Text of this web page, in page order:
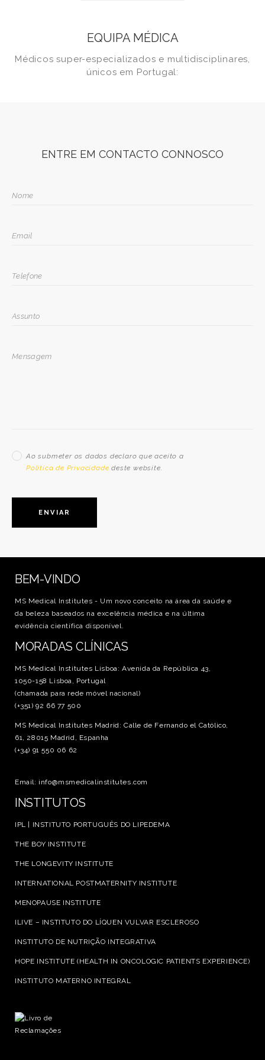
EQUIPA MÉDICA
Médicos super-especializados e multidisciplinares,
únicos em Portugal:
ENTRE EM CONTACTO CONNOSCO
Ao submeter os dados declaro que aceito a
Política de Privacidade deste website.
BEM-VINDO
MS Medical Institutes - Um novo conceito na área da saúde e
da beleza baseados na excelência médica e na última
evidência científica disponível.
MORADAS CLÍNICAS
MS Medical Institutes Lisboa: Avenida da República 43,
1050-158 Lisboa, Portugal
(chamada para rede móvel nacional)
(+351) 92 66 77 500
MS Medical Institutes Madrid: Calle de Fernando el Católico,
61, 28015 Madrid, Espanha
(+34) 91 550 06 62
Email: info@msmedicalinstitutes.com
INSTITUTOS
IPL | INSTITUTO PORTUGUÊS DO LIPEDEMA
THE BOY INSTITUTE
THE LONGEVITY INSTITUTE
INTERNATIONAL POSTMATERNITY INSTITUTE
MENOPAUSE INSTITUTE
ILIVE – INSTITUTO DO LÍQUEN VULVAR ESCLEROSO
INSTITUTO DE NUTRIÇÃO INTEGRATIVA
HOPE INSTITUTE (HEALTH IN ONCOLOGIC PATIENTS EXPERIENCE)
INSTITUTO MATERNO INTEGRAL